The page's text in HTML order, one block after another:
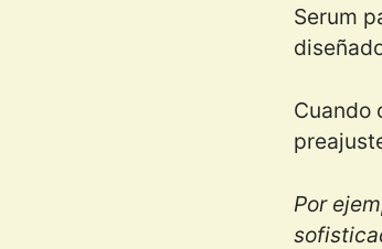
Serum
Cuando
Por